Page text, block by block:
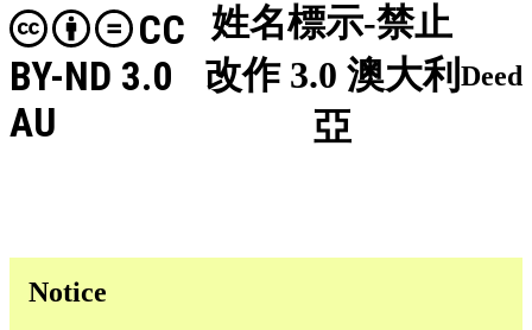
姓名標示-禁止
改作 3.0 澳大利
亞
CC
BY-ND 3.0
AU
Deed
Notice